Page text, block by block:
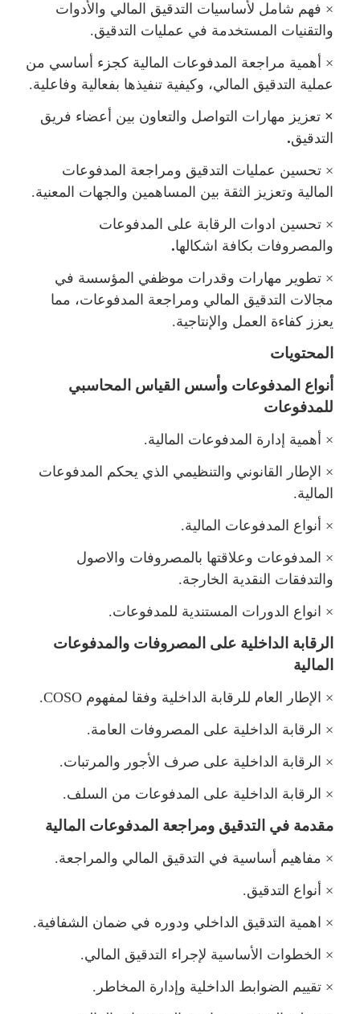
× فهم شامل لأساسيات التدقيق المالي والأدوات
والتقنيات المستخدمة في عمليات التدقيق.
× أهمية مراجعة المدفوعات المالية كجزء أساسي من
عملية التدقيق المالي، وكيفية تنفيذها بفعالية وفاعلية.
× تعزيز مهارات التواصل والتعاون بين أعضاء فريق
التدقيق.
× تحسين عمليات التدقيق ومراجعة المدفوعات
المالية وتعزيز الثقة بين المساهمين والجهات المعنية.
× تحسين ادوات الرقابة على المدفوعات
والمصروفات بكافة اشكالها.
× تطوير مهارات وقدرات موظفي المؤسسة في
جالات التدقيق المالي ومراجعة المدفوعات، مما
يعزز كفاءة العمل والإنتاجية.
المحتويات
أنواع المدفوعات وأسس القياس المحاسبي
دفوعات
× أهمية إدارة المدفوعات المالية.
× الإطار القانوني والتنظيمي الذي يحكم المدفوعات
المالية.
× أنواع المدفوعات المالية.
× المدفوعات وعلاقتها بالمصروفات والاصو
والتدفقات النقدية الخارجة.
× انواع الدورات المستندية للمدفوعات.
الرقابة الداخلية على المصروفات والمدفوعات
المالية
× الإطار العام للرقابة الداخلية وفقا لمفهو COSO
.
× الرقابة الداخلية على المصروفات العامة.
× الرقابة الداخلية على صرف الأجور والمرتبات.
× الرقابة الداخلية على المدفوعات من السلف.
قدمة في التدقيق ومراجعة المدفوعات المالية
× فاهيم أساسية في التدقيق المالي والمراجعة.
× أنواع التدقيق.
× اهمية التدقيق الداخلي ودوره في ضمان الشفافية.
× الخطوات الأساسية لإجراء التدقيق المالي.
× تقييم الضوابط الداخلية وإدارة المخاطر.